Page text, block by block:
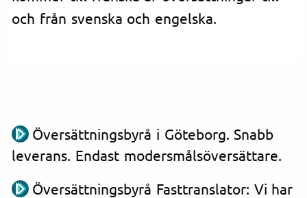
och från svenska och engelska.
Översättningsbyrå i Göteborg. Snabb
leverans. Endast modersmålsöversättare.
Översättningsbyrå Fasttranslator: Vi har